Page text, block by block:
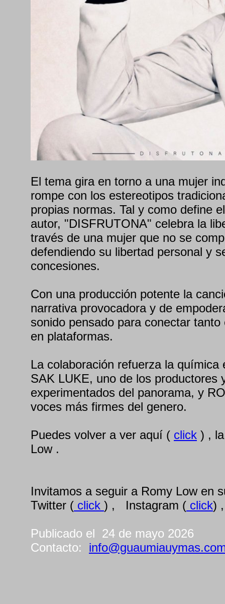
El tema gira en torno a una mujer
rompe con los estereotipos
propias normas. Tal y como define
autor, "DISFRUTONA" celebra la
través de una mujer que no se
defendiendo su libertad personal y
concesiones.
Con una producción potente la
narrativa provocadora y de
sonido pensado para conectar
en plataformas.
La colaboración refuerza la química
SAK LUKE, uno de los productores
experimentados del panorama, y
voces más firmes del genero.
Puedes volver a ver aquí ( click ) ,
Low .
Invitamos a seguir a Romy Low en
Twitter ( click ) , Instagram ( click)
Publicado el 24 de mayo 2026
Contacto: